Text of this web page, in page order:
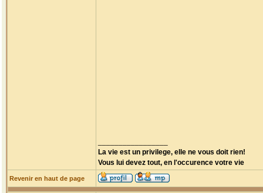
La vie est un privilege, elle ne vous doit rien!
Vous lui devez tout, en l'occurence votre vie
Revenir en haut de page